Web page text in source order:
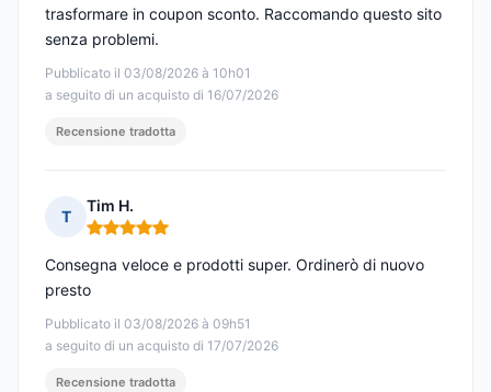
Pubblicato il 03/08/2026 à 10h01
a seguito di un acquisto di 16/07/2026
trasformare in coupon sconto. Raccomando questo sito
senza problemi.
Recensione tradotta
T
Tim H.
Nota: 5 su 5
Pubblicato il 03/08/2026 à 09h51
a seguito di un acquisto di 17/07/2026
Consegna veloce e prodotti super. Ordinerò di nuovo
presto
Recensione tradotta